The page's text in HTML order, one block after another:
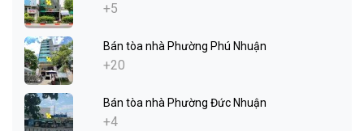
+5
Bán tòa nhà Phường Phú Nhuận
+20
Bán tòa nhà Phường Đức Nhuận
+4